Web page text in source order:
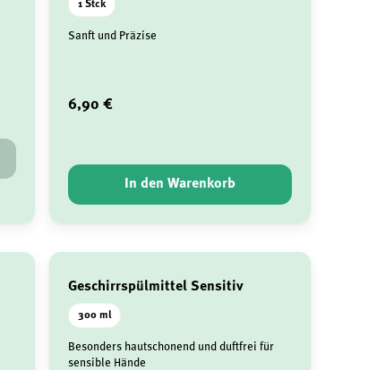
1 Stck
Sanft und Präzise
6,90 €
In den Warenkorb
Geschirrspülmittel Sensitiv
300 ml
Besonders hautschonend und duftfrei für
sensible Hände